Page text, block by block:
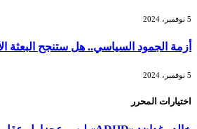
5 نوفمبر، 2024
أزمة الجمود السياسي.. هل ستنجح البعثة
5 نوفمبر، 2024
اختيارات المحرر